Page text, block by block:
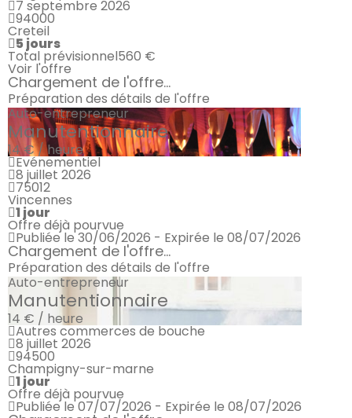
7 septembre 2026
94000
Creteil
5 jours
Total prévisionnel560 €
Voir l'offre
Chargement de l'offre...
Préparation des détails de l'offre
Auto-entrepreneur
Manutentionnaire
14 € / heure
Evénementiel
8 juillet 2026
75012
Vincennes
1 jour
Offre déjà pourvue
Publiée le 30/06/2026 - Expirée le 08/07/2026
Chargement de l'offre...
Préparation des détails de l'offre
Auto-entrepreneur
Manutentionnaire
14 € / heure
Autres commerces de bouche
8 juillet 2026
94500
Champigny-sur-marne
1 jour
Offre déjà pourvue
Publiée le 07/07/2026 - Expirée le 08/07/2026